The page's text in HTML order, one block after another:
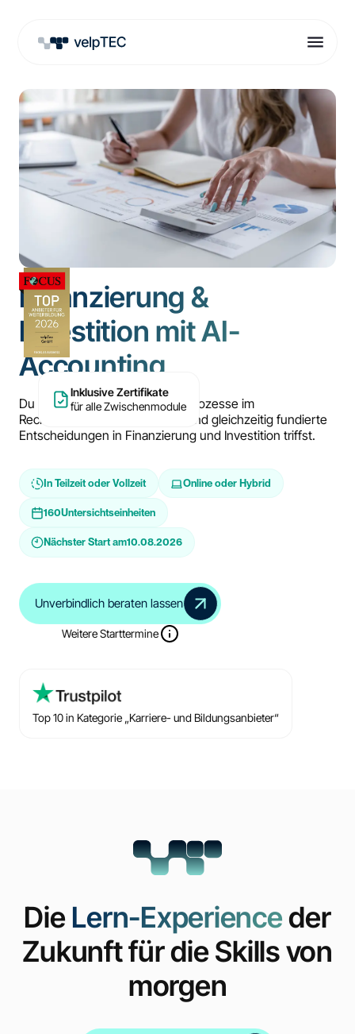
Inklusive Zertifikate
für alle Zwischenmodule
Finanzierung &
Investition mit AI-
Accounting
Du lernst, wie du KI-gestützte Prozesse im
Rechnungswesen anwendest und gleichzeitig fundierte
Entscheidungen in Finanzierung und Investition triffst.
In Teilzeit oder Vollzeit Online oder Hybrid
160Untersichtseinheiten
Nächster Start am10.08.2026
Unverbindlich beraten lassen
Weitere Starttermine
Top 10 in Kategorie „Karriere- und Bildungsanbieter“
DieLern-Experienceder
Zukunft für die Skills von
morgen